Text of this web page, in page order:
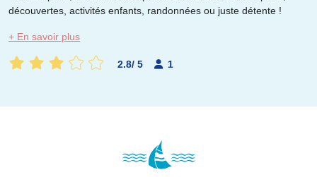
découvertes, activités enfants, randonnées ou juste détente !
+ En savoir plus
2.8/ 5 1